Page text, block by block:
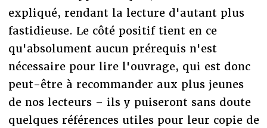
expliqué, rendant la lecture d'autant plus
fastidieuse. Le côté positif tient en ce
qu'absolument aucun prérequis n'est
nécessaire pour lire l'ouvrage, qui est donc
peut-être à recommander aux plus jeunes
de nos lecteurs – ils y puiseront sans doute
quelques références utiles pour leur copie de